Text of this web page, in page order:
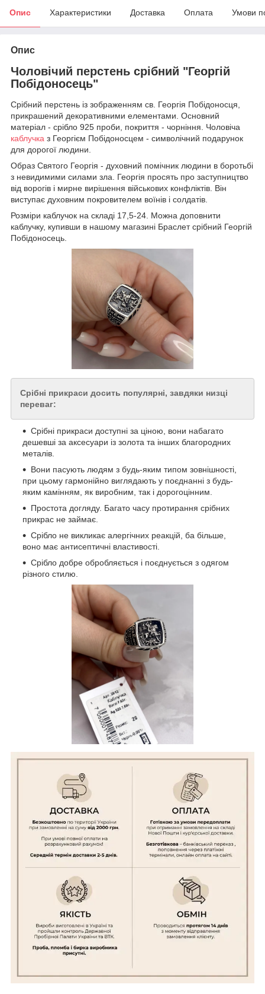
Опис Характеристики Доставка Оплата Умови
Опис
Чоловічий перстень срібний "Георгій
Побідоносець"
Срібний перстень із зображенням св. Георгія Побідоносця,
прикрашений декоративними елементами. Основний
матеріал - срібло 925 проби, покриття - чорніння. Чоловіча
каблучка з Георгієм Побідоносцем - символічний подарунок
для дорогої людини.
Образ Святого Георгія - духовний помічник людини в боротьбі
з невидимими силами зла. Георгія просять про заступництво
від ворогів і мирне вирішення військових конфліктів. Він
виступає духовним покровителем воїнів і солдатів.
Розміри каблучок на складі 17,5-24. Можна доповнити
каблучку, купивши в нашому магазині Браслет срібний Георгій
Побідоносець.
Срібні прикраси досить популярні, завдяки низці
переваг:
Срібні прикраси доступні за ціною, вони набагато
дешевші за аксесуари із золота та інших благородних
металів.
Вони пасують людям з будь-яким типом зовнішності,
при цьому гармонійно виглядають у поєднанні з будь-
яким камінням, як виробним, так і дорогоцінним.
Простота догляду. Багато часу протирання срібних
прикрас не займає.
Срібло не викликає алергічних реакцій, ба більше,
воно має антисептичні властивості.
Срібло добре обробляється і поєднується з одягом
різного стилю.